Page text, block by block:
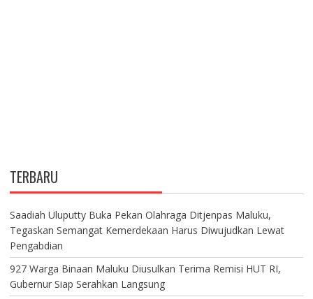
TERBARU
Saadiah Uluputty Buka Pekan Olahraga Ditjenpas Maluku,
Tegaskan Semangat Kemerdekaan Harus Diwujudkan Lewat
Pengabdian
927 Warga Binaan Maluku Diusulkan Terima Remisi HUT RI,
Gubernur Siap Serahkan Langsung